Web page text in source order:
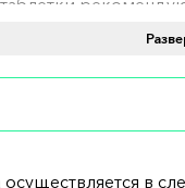
сахарного
осуществляется в